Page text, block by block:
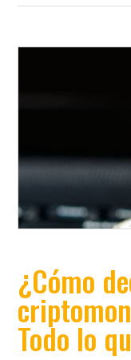
¿Cómo
Todo lo